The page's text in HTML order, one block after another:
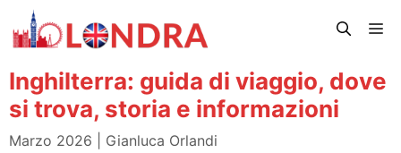
contenuto
Inghilterra: guida di viaggio, dove
si trova, storia e informazioni
Marzo 2026
Gianluca Orlandi